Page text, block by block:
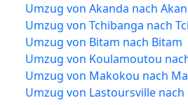
Umzug von Akanda nach
Umzug von Tchibanga nach
Umzug von Bitam nach Bitam
Umzug von Koulamoutou
Umzug von Makokou nach
Umzug von Lastoursville